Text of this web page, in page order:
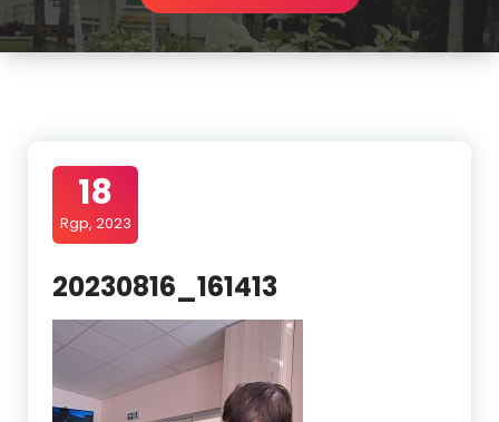
18
Rgp, 2023
20230816_161413